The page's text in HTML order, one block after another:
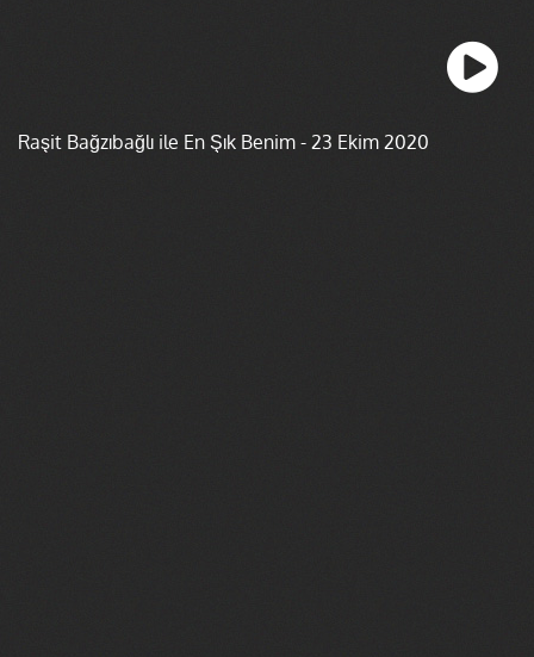
Raşit Bağzıbağlı ile En Şık Benim - 23 Ekim 2020